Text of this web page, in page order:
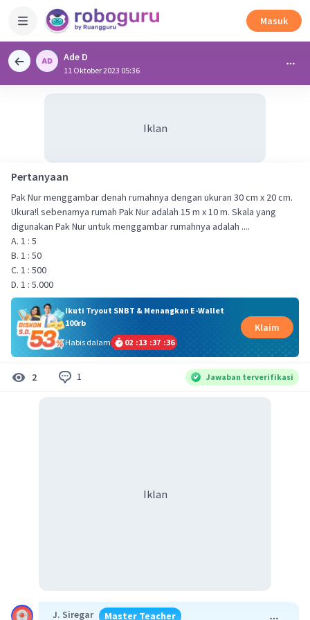
Masuk
Ade D
11 Oktober 2023 05:36
Iklan
Pertanyaan
Pak Nur menggambar denah rumahnya dengan ukuran 30 cm x 20 cm.
Ukura!l sebenamya rumah Pak Nur adalah 15 m x 10 m. Skala yang
digunakan Pak Nur untuk menggambar rumahnya adalah ....
A. 1 : 5
B. 1 : 50
C. 1 : 500
D. 1 : 5.000
Ikuti Tryout SNBT & Menangkan E-Wallet
100rb
Habis dalam
02 :13 :37 :36
Klaim
2 1 Jawaban terverifikasi
Iklan
J. Siregar Master Teacher